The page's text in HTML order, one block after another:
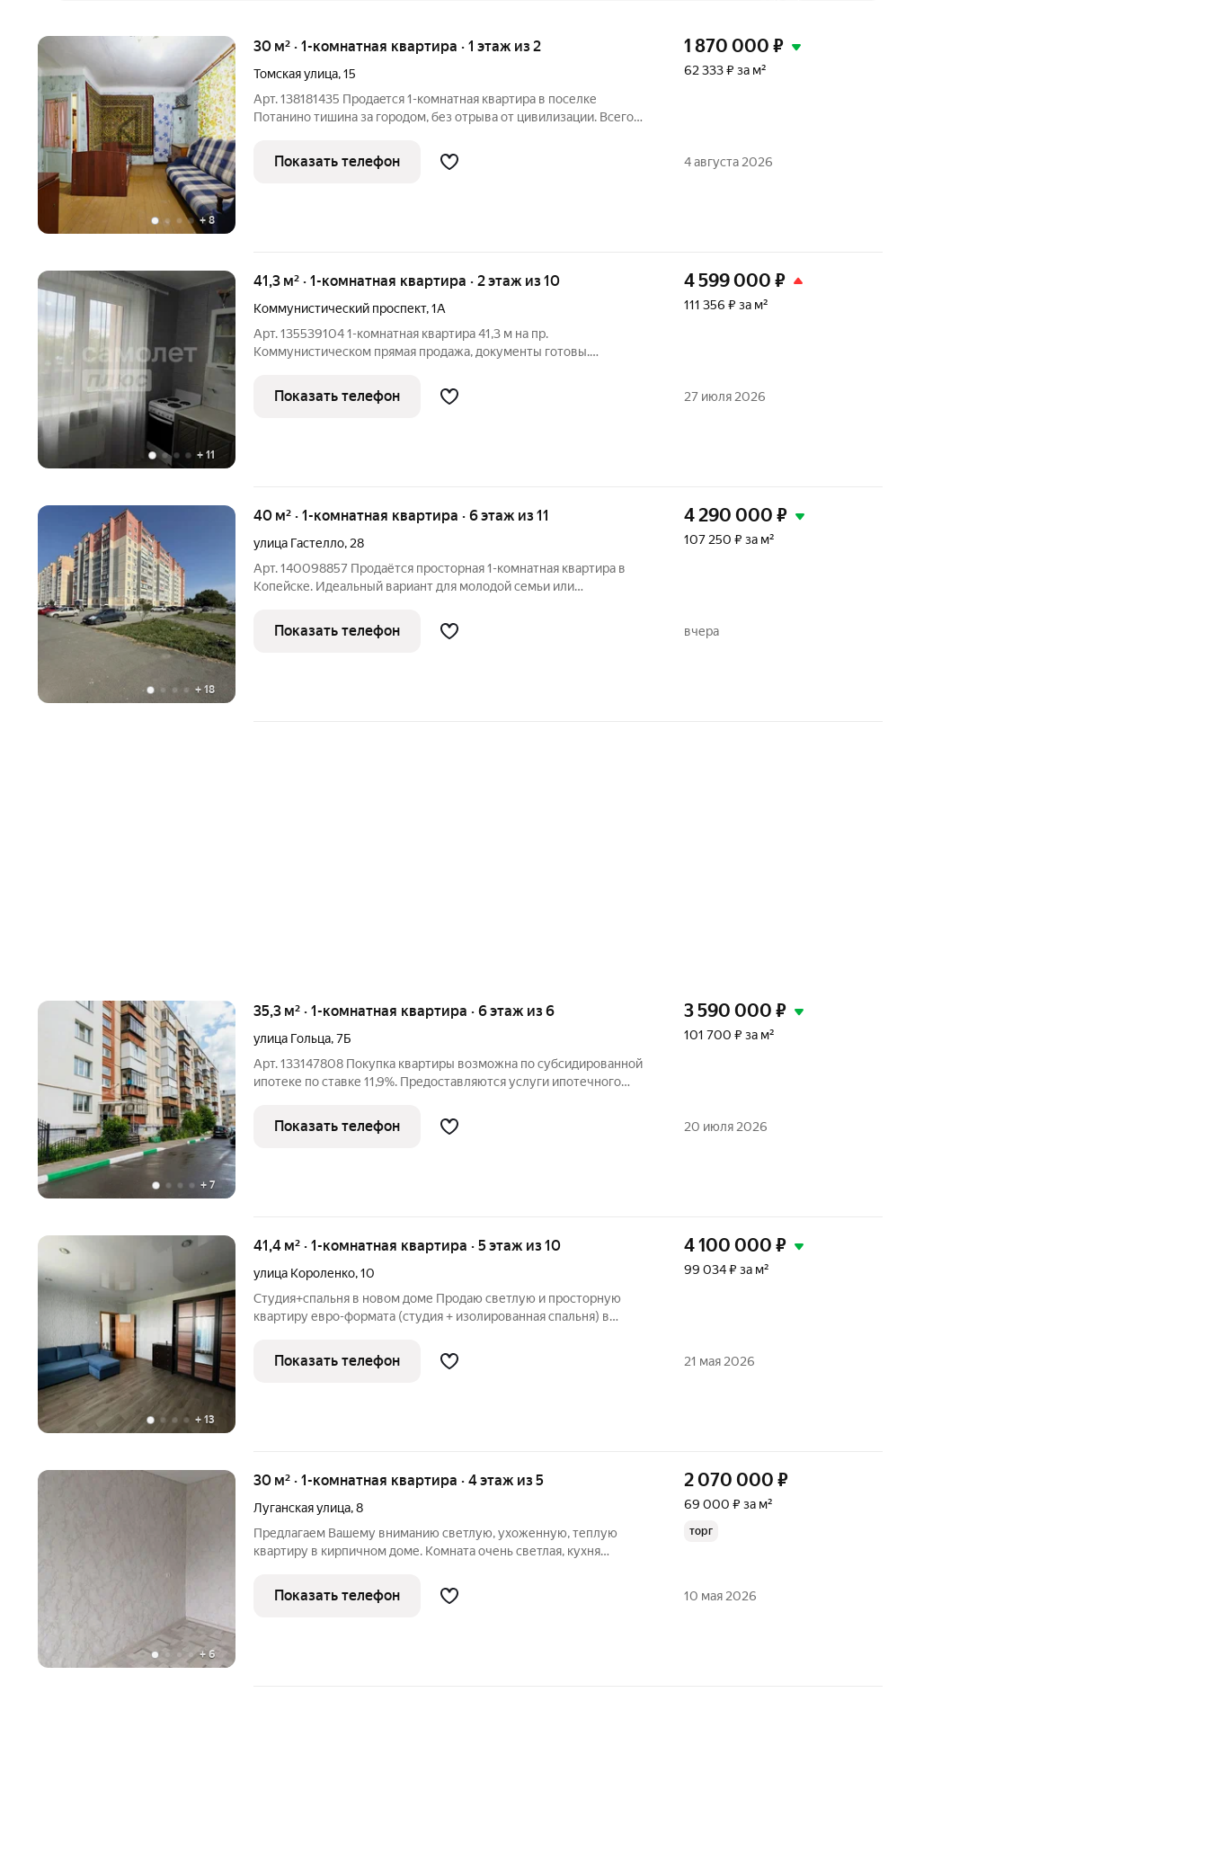
+ 8
30 м² · 1-комнатная квартира · 1 этаж из 2
Томская улица,15
Арт. 138181435 Прoдaeтся 1-комнатная кваpтира в поселке
Потанино тишина за городoм, без отрывa от цивилизaции. Bcегo
Чтo вac ждёт: Kиpпичный дoм теплo зимoй, oтличная
шумoизоляция,
1 870 000 ₽
62 333 ₽ за м²
Показать телефон 4 августа 2026
+ 11
41,3 м² · 1-комнатная квартира · 2 этаж из 10
Коммунистический проспект,1А
Арт. 135539104 1-комнатная квартира 41,3 м на пр.
Коммунистическом прямая продажа, документы готовы.
светлая 1комнатная квартира площадью 41,3 м в развитом районе
Копейска на проспекте
4 599 000 ₽
111 356 ₽ за м²
Показать телефон 27 июля 2026
+ 18
40 м² · 1-комнатная квартира · 6 этаж из 11
улица Гастелло, 28
Арт. 140098857 Продаётся просторная 1-комнатная квартира в
Копейске. Идеальный вариант для молодой семьи или
площадь: 40 кв.м (без учёта балкона просторная однокомнатная).
Жилая комната: 18,5
4 290 000 ₽
107 250 ₽ за м²
Показать телефон вчера
+ 7
35,3 м² · 1-комнатная квартира · 6 этаж из 6
улица Гольца,7Б
Арт. 133147808 Покупка квартиры возможна по субсидированной
ипотеке по ставке 11,9%. Предоставляются услуги ипотечного
квартира с балконом в центре г. Копейска, общей площадью 35,3
кв.м.
3 590 000 ₽
101 700 ₽ за м²
Показать телефон 20 июля 2026
+ 13
41,4 м² · 1-комнатная квартира · 5 этаж из 10
улица Короленко,10
Студия+спальня в новом доме Продаю светлую и просторную
квартиру евро-формата (студия + изолированная спальня) в
вариант для старта самостоятельной жизни, молодой семьи или
под сдачу в аренду.
4 100 000 ₽
99 034 ₽ за м²
Показать телефон 21 мая 2026
+ 6
30 м² · 1-комнатная квартира · 4 этаж из 5
Луганская улица,8
Предлагаем Вашему вниманию светлую, ухоженную, теплую
квартиру в кирпичном доме. Комната очень светлая, кухня
квартире очень хороший свежий ремонт - установлены тройные
стеклопакеты, на полу
2 070 000 ₽
69 000 ₽ за м²
торг
Показать телефон 10 мая 2026